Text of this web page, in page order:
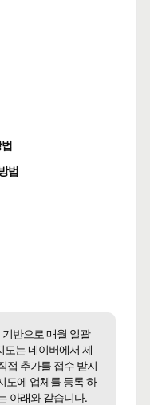
법
반으로 매월 일괄
도는 네이버에서 제
접 추가를 접수 받지
도에 업체를 등록 하
아래와 같습니다.